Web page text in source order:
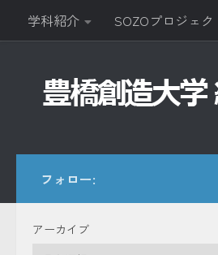
コンテンツへスキップ
学科紹介 SOZOプロジェク
フォロー:
アーカイブ